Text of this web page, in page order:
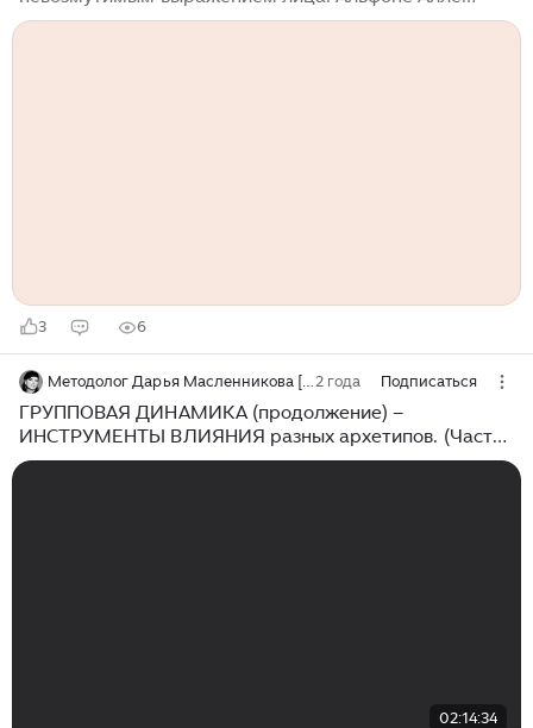
(Alphonse Allais) — именно тот случай. Пока Париж
3 6
Методолог Дарья Масленникова [NASAMOMDELE.PRO]2 года Подписаться
ГРУППОВАЯ ДИНАМИКА (продолжение) –
ИНСТРУМЕНТЫ ВЛИЯНИЯ разных архетипов. (Часть
5)
02:14:34